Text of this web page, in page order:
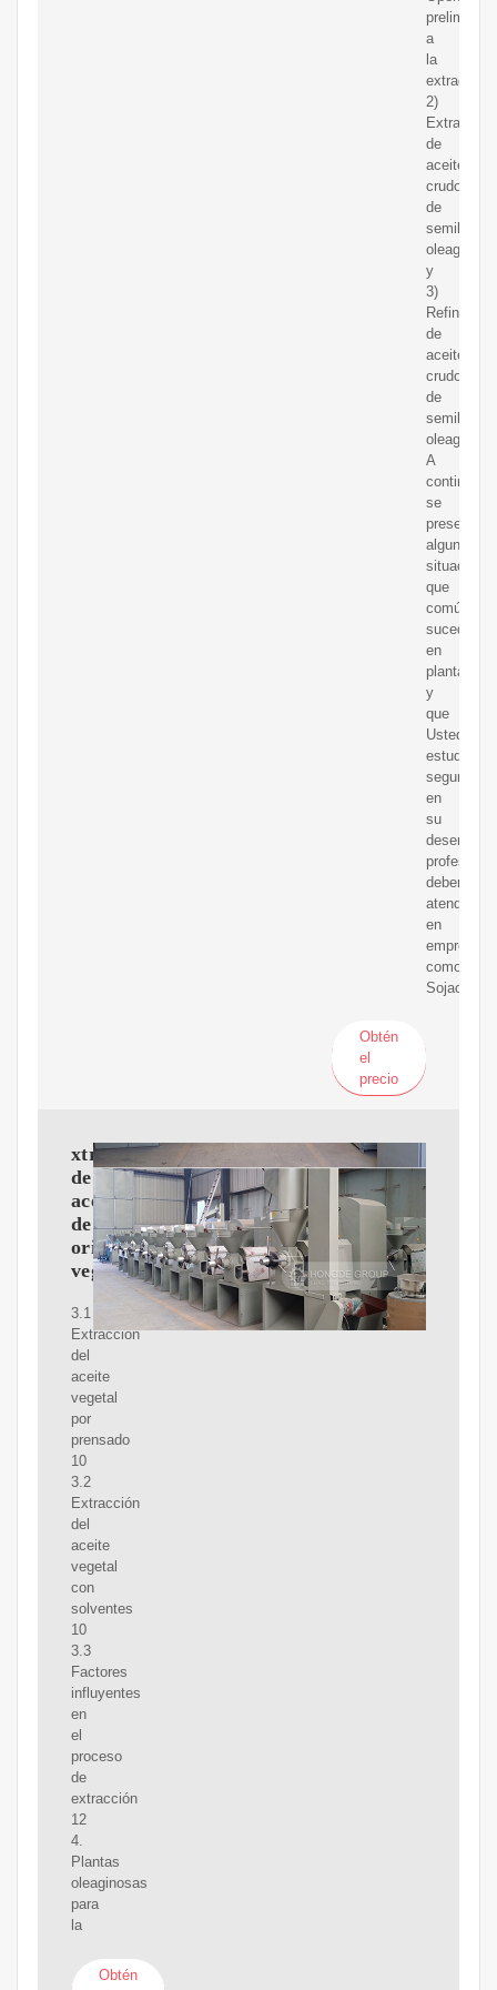
a
la
extracción
2)
Extracción
de
aceite
crudo
de
semilla
oleaginosa
y
3)
Refinación
de
aceite
crudo
de
semilla
A
se
presentan
algunas
que
suceden
en
planta
y
que
Ustedes,
en
su
profesional
deberán
atender
en
empresas
como
Sojaoil.
Obtén
el
precio
xtracción
de
aceites
de
origen
vegetal
3.1
Extracción
del
aceite
vegetal
por
prensado
10
3.2
Extracción
del
aceite
vegetal
con
solventes
10
3.3
Factores
influyentes
en
el
proceso
de
extracción
12
4.
Plantas
oleaginosas
para
la
Obtén